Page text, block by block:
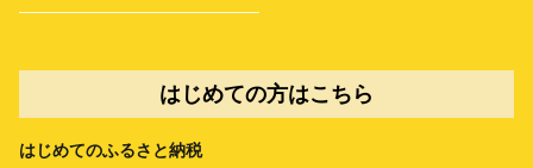
はじめての方はこちら
はじめてのふるさと納税